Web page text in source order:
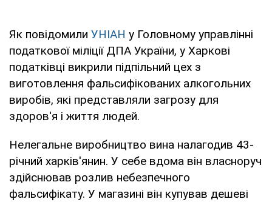
Як повідомили УНІАН у Головному управлінні
податкової міліції ДПА України, у Харкові
податківці викрили підпільний цех з
виготовлення фальсифікованих алкогольних
виробів, які представляли загрозу для
здоров'я і життя людей.
Нелегальне виробництво вина налагодив 43-
річний харків'янин. У себе вдома він власноруч
здійснював розлив небезпечного
фальсифікату. У магазині він купував дешеві